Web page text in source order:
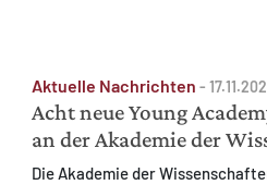
Aktuelle Nachrichten -
Acht neue Young
an der Akademie der
Die Akademie der